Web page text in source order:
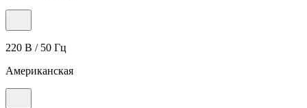
220 В / 50 Гц
Американская